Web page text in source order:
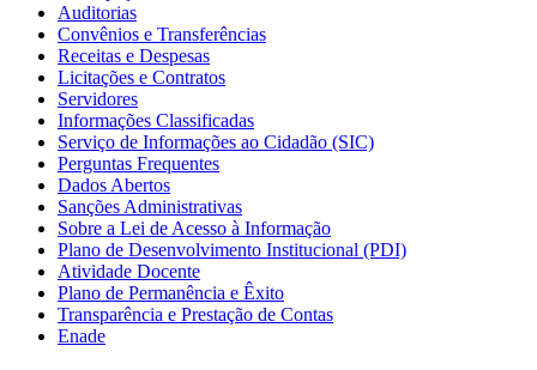
Auditorias
Convênios e Transferências
Receitas e Despesas
Licitações e Contratos
Servidores
Informações Classificadas
Serviço de Informações ao Cidadão (SIC)
Perguntas Frequentes
Dados Abertos
Sanções Administrativas
Sobre a Lei de Acesso à Informação
Plano de Desenvolvimento Institucional (PDI)
Atividade Docente
Plano de Permanência e Êxito
Transparência e Prestação de Contas
Enade